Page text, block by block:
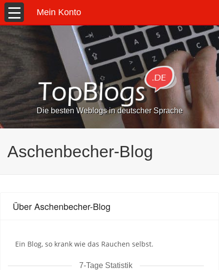
Mein Konto
Die besten Weblogs in deutscher Sprache
Aschenbecher-Blog
Über Aschenbecher-Blog
Ein Blog, so krank wie das Rauchen selbst.
7-Tage Statistik